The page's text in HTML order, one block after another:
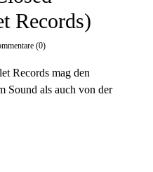
Records)
(0)
Records mag den
Sound als auch von der